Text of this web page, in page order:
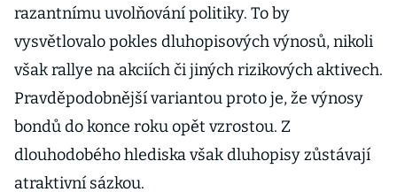
razantnímu uvolňování politiky. To by
vysvětlovalo pokles dluhopisových výnosů, nikoli
však rallye na akciích či jiných rizikových aktivech.
Pravděpodobnější variantou proto je, že výnosy
bondů do konce roku opět vzrostou. Z
dlouhodobého hlediska však dluhopisy zůstávají
atraktivní sázkou.